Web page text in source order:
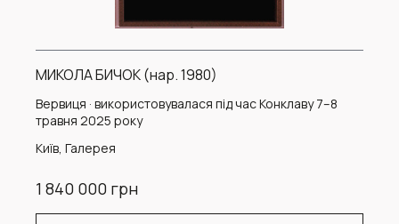
МИКОЛА БИЧОК (нар. 1980)
Вервиця · використовувалася під час Конклаву 7–8
травня 2025 року
Київ, Галерея
1 840 000 грн